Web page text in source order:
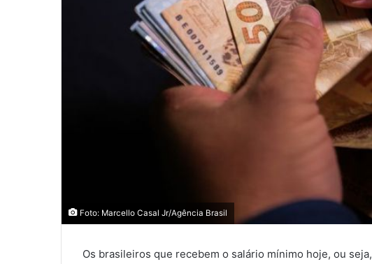
Foto: Marcello Casal Jr/Agência Brasil
Os brasileiros que recebem o salário mínimo hoje, ou seja,